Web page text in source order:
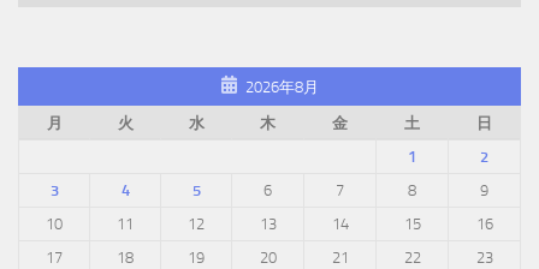
2026年8月
月
火 水 木 金 土
日
1
2
3
4 5 6 7 8
9
10
11 12 13 14 15
16
17
18 19 20 21 22
23